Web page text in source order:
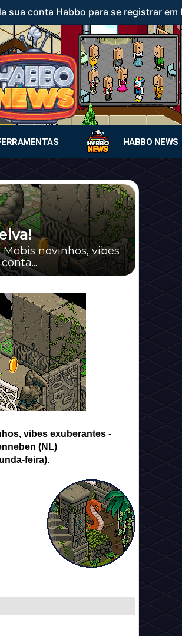
sua conta Habbo para se registrar
HABBO NEWS
novinhos, vibes
vibes exuberantes -
(NL)
feira).